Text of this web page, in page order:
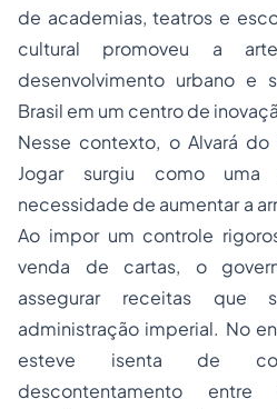
de academias, teatros e
cultural promoveu a
desenvolvimento urbano e
Brasil em um centro de
Nesse contexto, o Alvará
Jogar surgiu como uma
necessidade de aumentar a
Ao impor um controle
venda de cartas, o
assegurar receitas que
administração imperial. No
esteve isenta de
descontentamento